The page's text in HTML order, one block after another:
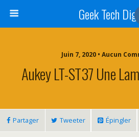
Geek Tech
Juin 7, 2020 • Aucun
Aukey LT-ST37 Une
Partager Tweeter Épingler